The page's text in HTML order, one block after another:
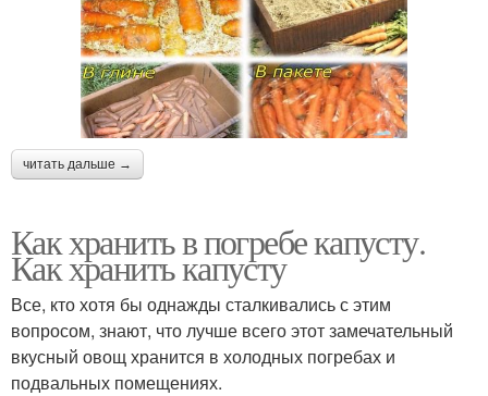
читать дальше →
Как хранить в погребе капусту.
Как хранить капусту
Все, кто хотя бы однажды сталкивались с этим
вопросом, знают, что лучше всего этот замечательный
вкусный овощ хранится в холодных погребах и
подвальных помещениях.